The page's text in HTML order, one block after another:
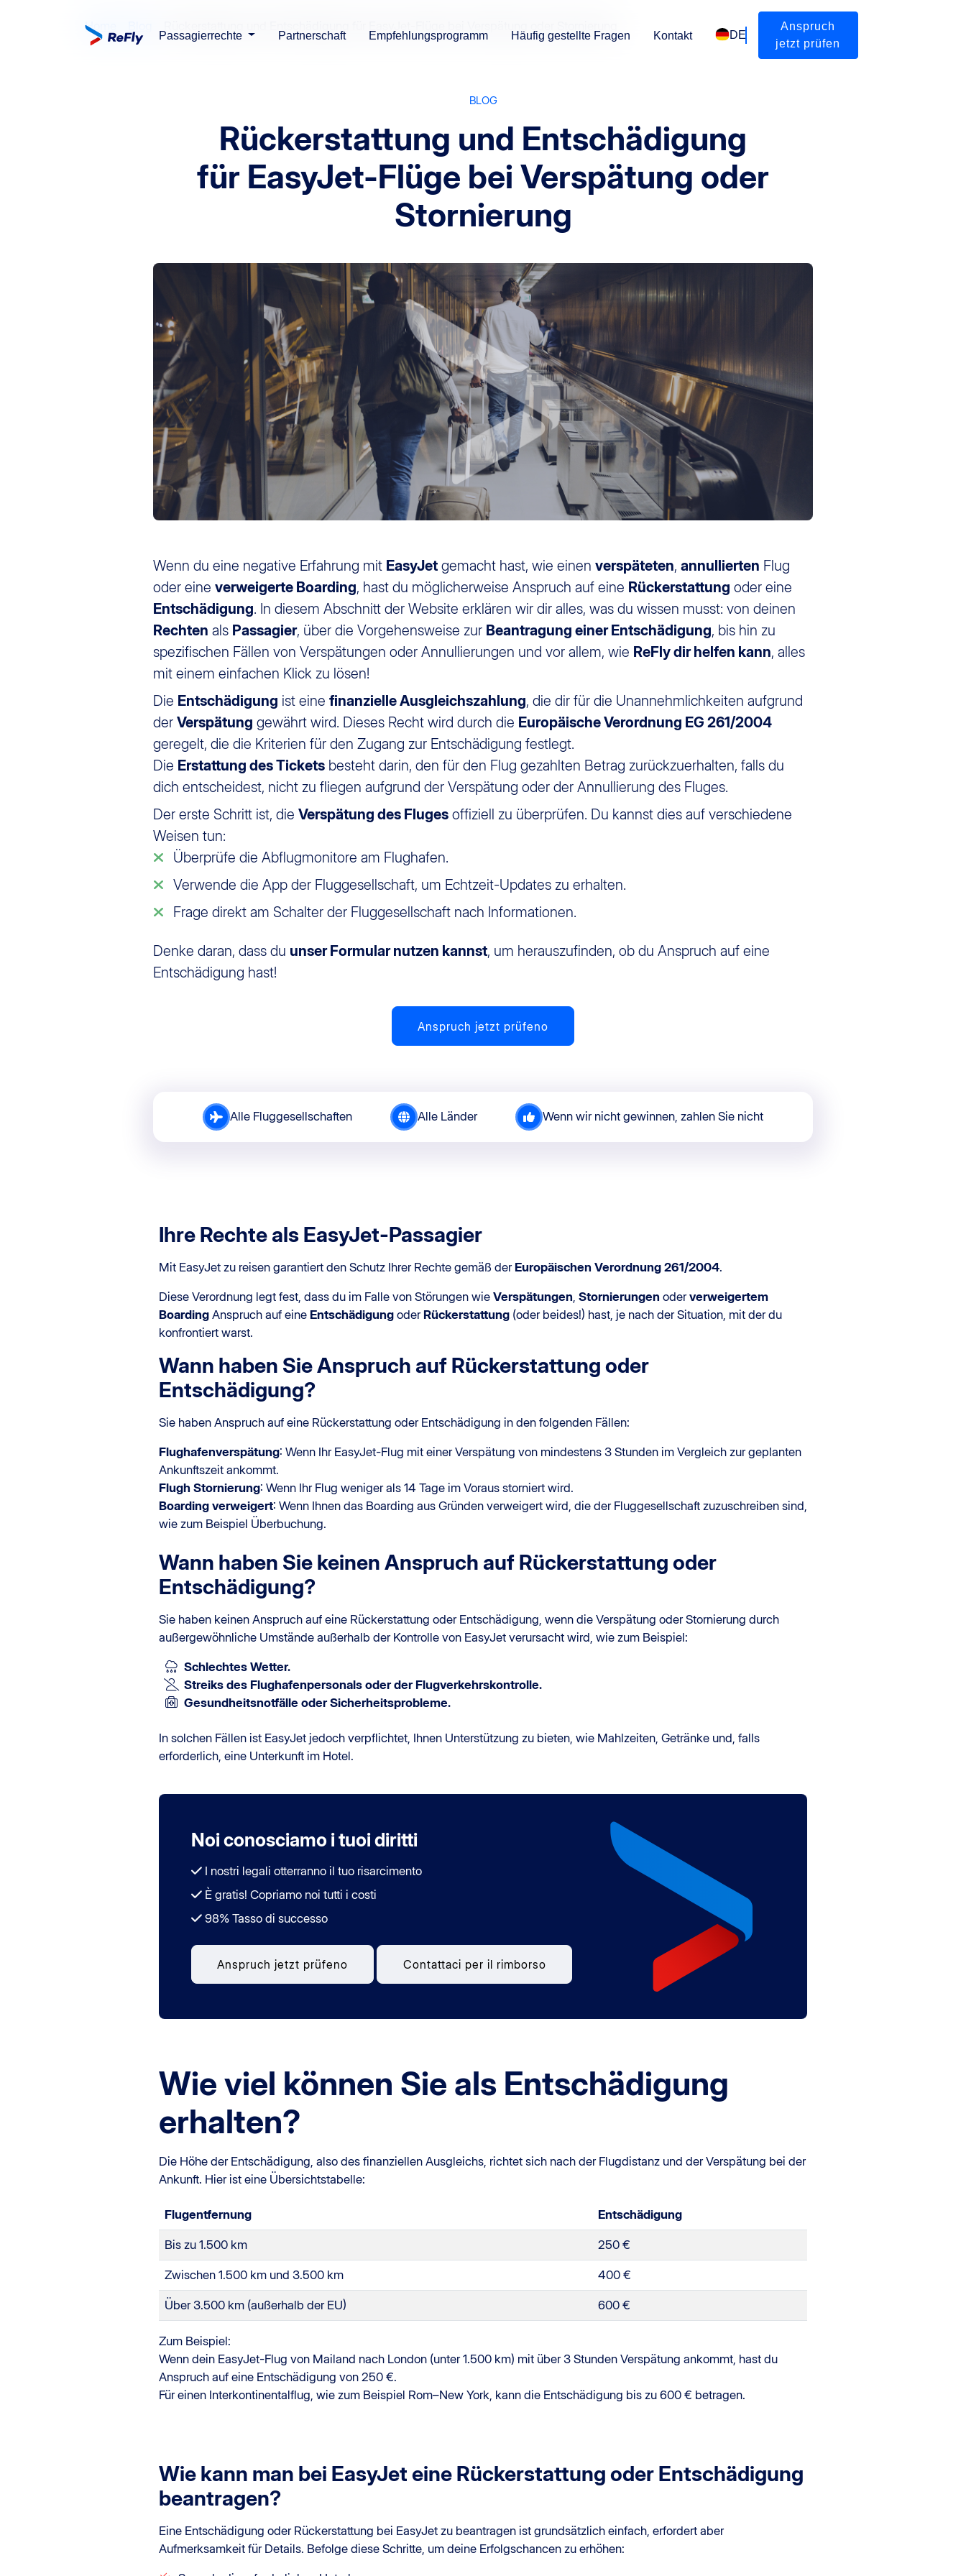
Passagierrechte Partnerschaft Empfehlungsprogramm Häufig gestellte Fragen Kontakt DE
Anspruch
jetzt prüfen
Home
BLOG
Rückerstattung und Entschädigung
für EasyJet-Flüge bei Verspätung oder
Stornierung
Wenn du eine negative Erfahrung mit EasyJet gemacht hast, wie einen verspäteten, annullierten Flug
oder eine verweigerte Boarding, hast du möglicherweise Anspruch auf eine Rückerstattung oder eine
Entschädigung. In diesem Abschnitt der Website erklären wir dir alles, was du wissen musst: von deinen
Rechten als Passagier, über die Vorgehensweise zur Beantragung einer Entschädigung, bis hin zu
spezifischen Fällen von Verspätungen oder Annullierungen und vor allem, wie ReFly dir helfen kann, alles
mit einem einfachen Klick zu lösen!
Die Entschädigung ist eine finanzielle Ausgleichszahlung, die dir für die Unannehmlichkeiten aufgrund
der Verspätung gewährt wird. Dieses Recht wird durch die Europäische Verordnung EG 261/2004
geregelt, die die Kriterien für den Zugang zur Entschädigung festlegt.
Die Erstattung des Tickets besteht darin, den für den Flug gezahlten Betrag zurückzuerhalten, falls du
dich entscheidest, nicht zu fliegen aufgrund der Verspätung oder der Annullierung des Fluges.
Der erste Schritt ist, die Verspätung des Fluges offiziell zu überprüfen. Du kannst dies auf verschiedene
Weisen tun:
Überprüfe die Abflugmonitore am Flughafen.
Verwende die App der Fluggesellschaft, um Echtzeit-Updates zu erhalten.
Frage direkt am Schalter der Fluggesellschaft nach Informationen.
Denke daran, dass du unser Formular nutzen kannst, um herauszufinden, ob du Anspruch auf eine
Entschädigung hast!
Anspruch jetzt prüfeno
Alle Fluggesellschaften Alle Länder Wenn wir nicht gewinnen, zahlen Sie nicht
Ihre Rechte als EasyJet-Passagier
Mit EasyJet zu reisen garantiert den Schutz Ihrer Rechte gemäß der Europäischen Verordnung 261/2004.
Diese Verordnung legt fest, dass du im Falle von Störungen wie Verspätungen Stornierungen oderverweigertem
Boarding Anspruch auf eine Entschädigung oder Rückerstattung (oder beides!) hast, je nach der Situation, mit der du
konfrontiert warst.
Wann haben Sie Anspruch auf Rückerstattung oder
Entschädigung?
Sie haben Anspruch auf eine Rückerstattung oder Entschädigung in den folgenden Fällen:
Flughafenverspätung: Wenn Ihr EasyJet-Flug mit einer Verspätung von mindestens 3 Stunden im Vergleich zur geplanten
Ankunftszeit ankommt.
Flugh Stornierung: Wenn Ihr Flug weniger als 14 Tage im Voraus storniert wird.
Boarding verweigert: Wenn Ihnen das Boarding aus Gründen verweigert wird, die der Fluggesellschaft zuzuschreiben sind,
wie zum Beispiel Überbuchung.
Wann haben Sie keinen Anspruch auf Rückerstattung oder
Entschädigung?
Sie haben keinen Anspruch auf eine Rückerstattung oder Entschädigung, wenn die Verspätung oder Stornierung durch
außergewöhnliche Umstände außerhalb der Kontrolle von EasyJet verursacht wird, wie zum Beispiel:
Schlechtes Wetter.
Streiks des Flughafenpersonals oder der Flugverkehrskontrolle.
Gesundheitsnotfälle oder Sicherheitsprobleme.
In solchen Fällen ist EasyJet jedoch verpflichtet, Ihnen Unterstützung zu bieten, wie Mahlzeiten, Getränke und, falls
erforderlich, eine Unterkunft im Hotel.
Noi conosciamo i tuoi diritti
I nostri legali otterranno il tuo risarcimento
È gratis! Copriamo noi tutti i costi
98% Tasso di successo
Anspruch jetzt prüfeno Contattaci per il rimborso
Wie viel können Sie als Entschädigung
erhalten?
Die Höhe der Entschädigung, also des finanziellen Ausgleichs, richtet sich nach der Flugdistanz und der Verspätung bei der
Ankunft. Hier ist eine Übersichtstabelle:
Flugentfernung Entschädigung
Bis zu 1.500 km 250 €
Zwischen 1.500 km und 3.500 km 400 €
Über 3.500 km (außerhalb der EU) 600 €
Zum Beispiel:
Wenn dein EasyJet-Flug von Mailand nach London (unter 1.500 km) mit über 3 Stunden Verspätung ankommt, hast du
Anspruch auf eine Entschädigung von 250 €.
Für einen Interkontinentalflug, wie zum Beispiel Rom–New York, kann die Entschädigung bis zu 600 € betragen.
Wie kann man bei EasyJet eine Rückerstattung oder Entschädigung
beantragen?
Eine Entschädigung oder Rückerstattung bei EasyJet zu beantragen ist grundsätzlich einfach, erfordert aber
Aufmerksamkeit für Details. Befolge diese Schritte, um deine Erfolgschancen zu erhöhen: